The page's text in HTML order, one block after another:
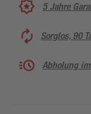
5 Jahre
Sorglos, 90
Abholung